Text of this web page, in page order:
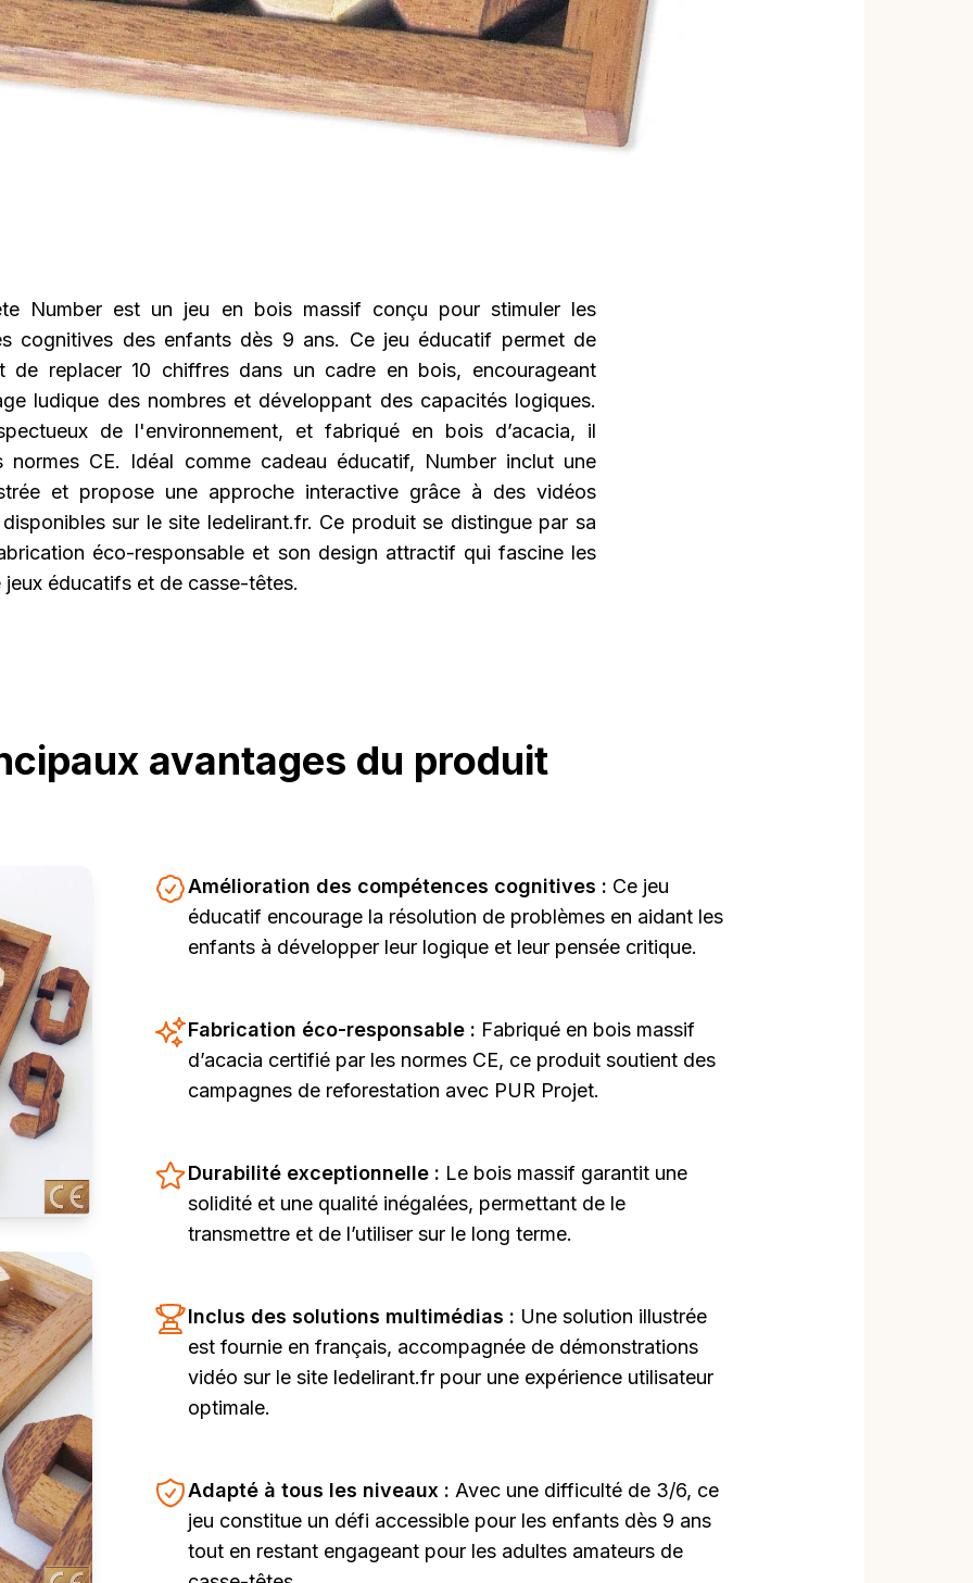
Number est un jeu en bois massif conçu pour stimuler les
cognitives des enfants dès 9 ans. Ce jeu éducatif permet de
de replacer 10 chiffres dans un cadre en bois, encourageant
ludique des nombres et développant des capacités logiques.
de l'environnement, et fabriqué en bois d’acacia, il
normes CE. Idéal comme cadeau éducatif, Number inclut une
et propose une approche interactive grâce à des vidéos
sur le site ledelirant.fr. Ce produit se distingue par sa
éco-responsable et son design attractif qui fascine les
jeux éducatifs et de casse-têtes.
avantages du produit
Amélioration des compétences cognitives : Ce jeu
éducatif encourage la résolution de problèmes en aidant les
enfants à développer leur logique et leur pensée critique.
Fabrication éco-responsable : Fabriqué en bois massif
d’acacia certifié par les normes CE, ce produit soutient des
campagnes de reforestation avec PUR Projet.
Durabilité exceptionnelle : Le bois massif garantit une
solidité et une qualité inégalées, permettant de le
transmettre et de l’utiliser sur le long terme.
Inclus des solutions multimédias : Une solution illustrée
est fournie en français, accompagnée de démonstrations
vidéo sur le site ledelirant.fr pour une expérience utilisateur
optimale.
Adapté à tous les niveaux :Avec une difficulté de 3/6, ce
jeu constitue un défi accessible pour les enfants dès 9 ans
tout en restant engageant pour les adultes amateurs de